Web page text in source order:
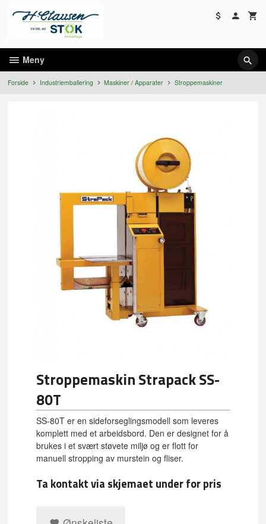
innholdet
Meny
Forside Industriemballering Maskiner / Apparater Stroppemaskiner
Stroppemaskin Strapack SS-
80T
SS-80T er en sideforseglingsmodell som leveres
komplett med et arbeidsbord. Den er designet for å
brukes i et svært støvete miljø og er flott for
manuell stropping av murstein og fliser.
Ta kontakt via skjemaet under for pris